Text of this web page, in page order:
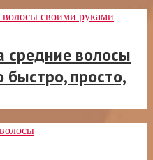
средние волосы
просто,